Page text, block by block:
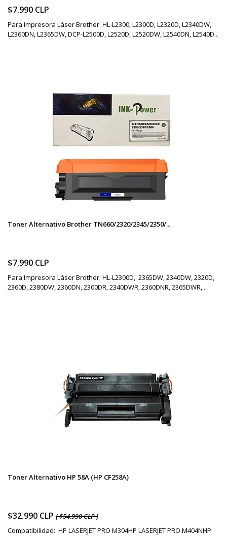
$7.990 CLP
Para Impresora Láser Brother: HL-L2300, L2300D, L2320D, L2340DW,
L2360DN, L2365DW, DCP-L2500D, L2520D, L2520DW, L2540DN, L2540D...
Toner Alternativo Brother TN660/2320/2345/2350/...
$7.990 CLP
Para Impresora Láser Brother: HL-L2300D, 2365DW, 2340DW, 2320D,
2360D, 2380DW, 2360DN, 2300DR, 2340DWR, 2360DNR, 2365DWR,...
Toner Alternativo HP 58A (HP CF258A)
$32.990 CLP ( $54.990 CLP )
Compatibilidad: HP LASERJET PRO M304HP LASERJET PRO M404NHP